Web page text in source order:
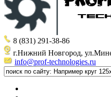
8 (831) 291-38-86
г.Нижний Новгород,
info@prof-technologies.ru